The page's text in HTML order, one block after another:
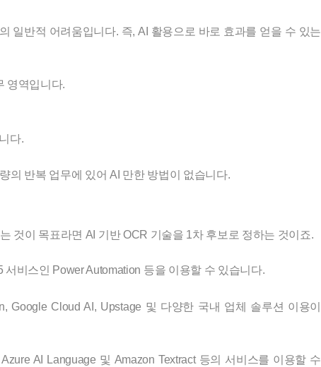
일반적 어려움입니다. 즉, AI 활용으로 바로 효과를 얻을 수 있는
영역입니다.
다.
의 반복 업무에 있어 AI 만한 방법이 없습니다.
것이 목표라면 AI 기반 OCR 기술을 1차 후보로 정하는 것이죠.
비스인 Power Automation 등을 이용할 수 있습니다.
Cloud AI, Upstage 및 다양한 국내 업체 솔루션 이용이
AI Language 및 Amazon Textract 등의 서비스를 이용할 수